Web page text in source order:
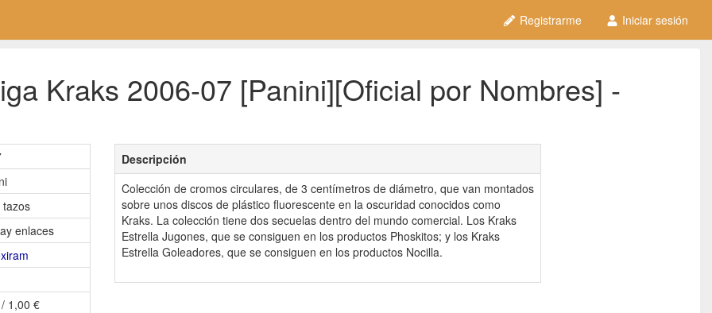
Registrarme Iniciar sesión
Kraks 2006-07 [Panini][Oficial por Nombres] -
tazos
enlaces
1,00 €
Descripción
Colección de cromos circulares, de 3 centímetros de diámetro, que van montados
sobre unos discos de plástico fluorescente en la oscuridad conocidos como
Kraks. La colección tiene dos secuelas dentro del mundo comercial. Los Kraks
Estrella Jugones, que se consiguen en los productos Phoskitos; y los Kraks
Estrella Goleadores, que se consiguen en los productos Nocilla.